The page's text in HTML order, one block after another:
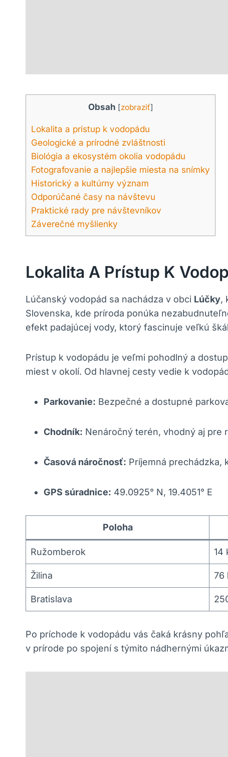
Obsah [zobraziť]
Lokalita a prístup k vodopádu
Geologické a prírodné zvláštnosti
Biológia a ekosystém okolia vodopádu
Fotografovanie a najlepšie miesta na snímky
Historický a kultúrny význam
Odporúčané časy na návštevu
Praktické rady pre návštevníkov
Záverečné myšlienky
Lokalita A Prístup K
Lúčanský vodopád sa nachádza v obci Lúčky,
Slovenska, kde príroda ponúka
efekt padajúcej vody, ktorý fascinuje veľkú
Prístup k vodopádu je veľmi pohodlný a
miest v okolí. Od hlavnej cesty vedie k
Parkovanie: Bezpečné a dostupné
Chodník: Nenáročný terén, vhodný aj pre
Časová náročnosť: Príjemná prechádzka,
GPS súradnice: 49.0925° N, 19.4051° E
Poloha
Ružomberok 14
Žilina 76
Bratislava
Po príchode k vodopádu vás čaká krásny
v prírode po spojení s týmito nádhernými